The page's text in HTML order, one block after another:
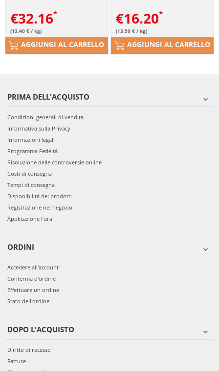
€32.16
(13.40 € / kg)
AGGIUNGI AL CARRELLO
€16.20
(13.50 € / kg)
AGGIUNGI AL CARRELLO
PRIMA DELL'ACQUISTO
Condizioni generali di vendita
Informativa sulla Privacy
Informazioni legali
Programma Fedeltà
Risoluzione delle controversie online
Costi di consegna
Tempi di consegna
Disponibilità dei prodotti
Registrazione nel negozio
Applicazione Fera
ORDINI
Accedere all'account
Conferma d'ordine
Effettuare un ordine
Stato dell'ordine
DOPO L'ACQUISTO
Diritto di recesso
Fatture